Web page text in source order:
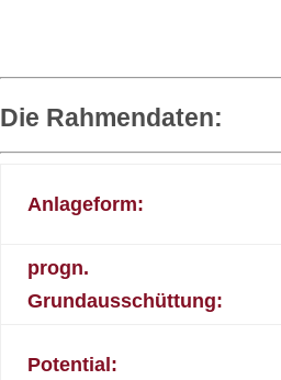
Die Rahmendaten:
Anlageform:
progn.
Grundausschüttung:
Potential: